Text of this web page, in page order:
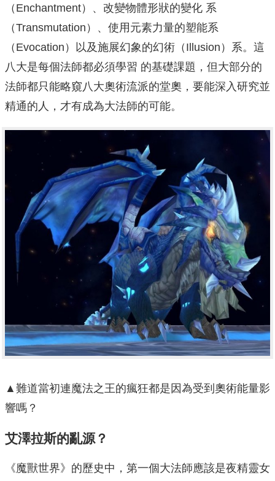
（Enchantment）、改變物體形狀的變化 系
（Transmutation）、使用元素力量的塑能系
（Evocation）以及施展幻象的幻術（Illusion）系。這
八大是每個法師都必須學習 的基礎課題，但大部分的
法師都只能略窺八大奧術流派的堂奧，要能深入研究並
精通的人，才有成為大法師的可能。
▲難道當初連魔法之王的瘋狂都是因為受到奧術能量影
響嗎？
艾澤拉斯的亂源？
《魔獸世界》的歷史中，第一個大法師應該是夜精靈女